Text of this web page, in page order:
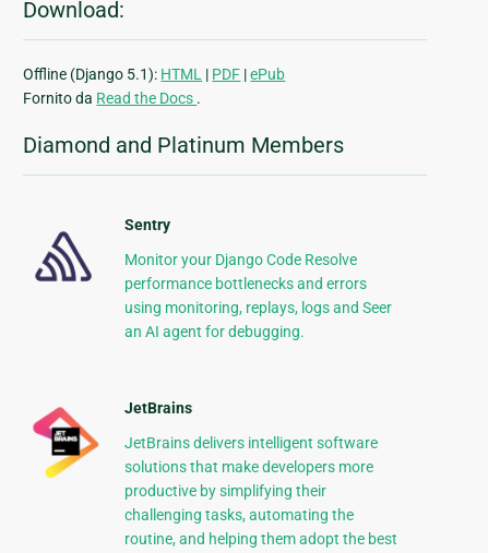
Download:
Offline (Django 5.1): HTML | PDF |ePub
Fornito da Read the Docs .
Diamond and Platinum Members
Sentry
Monitor your Django Code Resolve
performance bottlenecks and errors
using monitoring, replays, logs and Seer
an AI agent for debugging.
JetBrains
JetBrains delivers intelligent software
solutions that make developers more
productive by simplifying their
challenging tasks, automating the
routine, and helping them adopt the best